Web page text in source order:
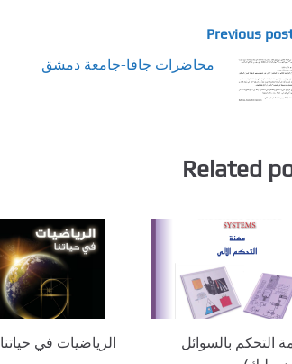
محاضرات جافا-جامعة دمشق
Related
التحكم بالسوائل
الرياضيات في حياتنا